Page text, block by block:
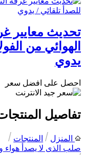
تحديث معايير
الهوائي من
يدوي
احصل على افضل سعر
تفاصيل
المنزل
المنتجات
صلب الذى لا يصدأ هواء